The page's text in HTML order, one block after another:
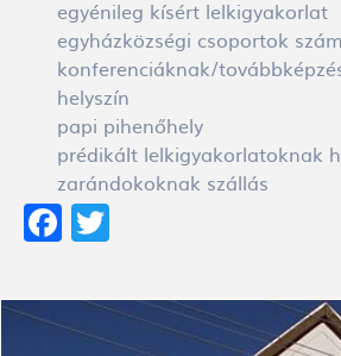
egyénileg kísért lelkigyakorlat
egyházközségi csoportok
konferenciáknak/
helyszín
papi pihenőhely
prédikált lelkigyakorlatoknak
zarándokoknak szállás
Facebook